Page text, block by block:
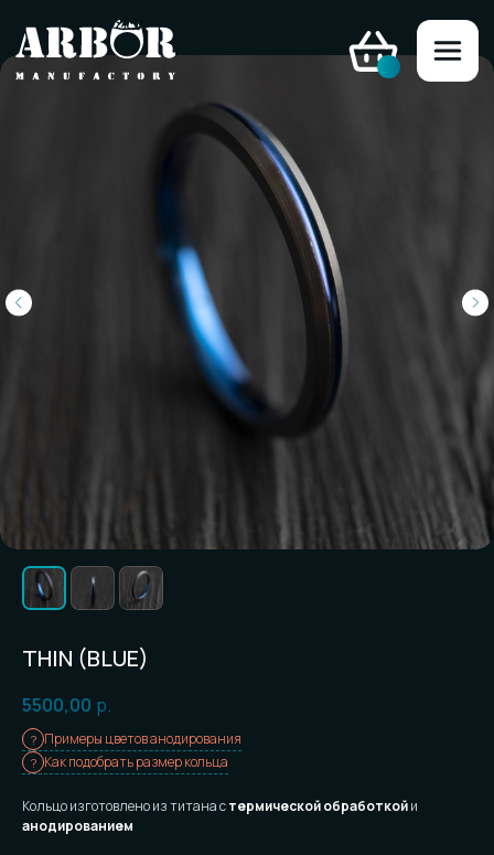
THIN (BLUE)
5500,00 р.
Примеры цветов анодирования
Как подобрать размер кольца
Кольцо изготовлено из титана стермической обработкойи
анодированием